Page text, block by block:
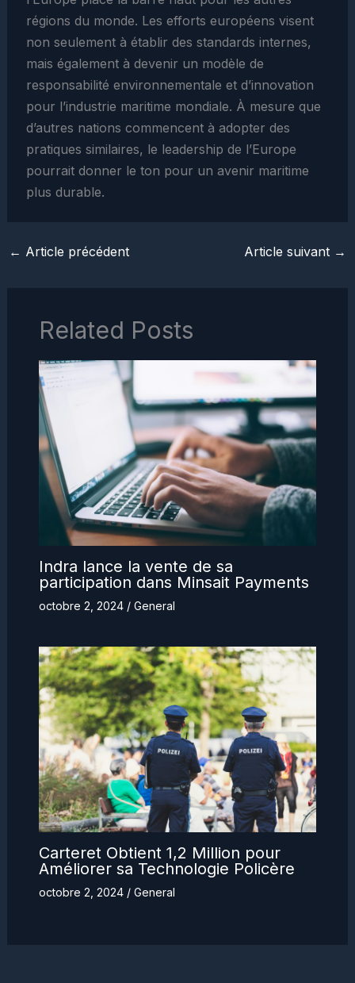
régions du monde. Les efforts européens visent
non seulement à établir des standards internes,
mais également à devenir un modèle de
responsabilité environnementale et d’innovation
pour l’industrie maritime mondiale. À mesure que
d’autres nations commencent à adopter des
pratiques similaires, le leadership de l’Europe
pourrait donner le ton pour un avenir maritime
plus durable.
← Article précédent Article suivant →
Related Posts
Indra lance la vente de sa
participation dans Minsait Payments
octobre 2, 2024 / General
Carteret Obtient 1,2 Million pour
Améliorer sa Technologie Policère
octobre 2, 2024 / General